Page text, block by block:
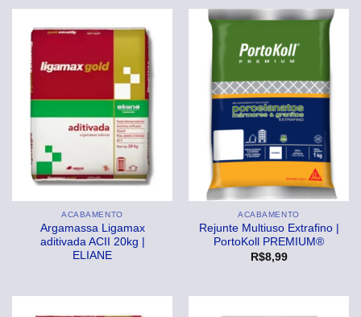
ACABAMENTO
Argamassa Ligamax
aditivada ACII 20kg |
ELIANE
ACABAMENTO
Rejunte Multiuso Extrafino |
PortoKoll PREMIUM®
R$8,99